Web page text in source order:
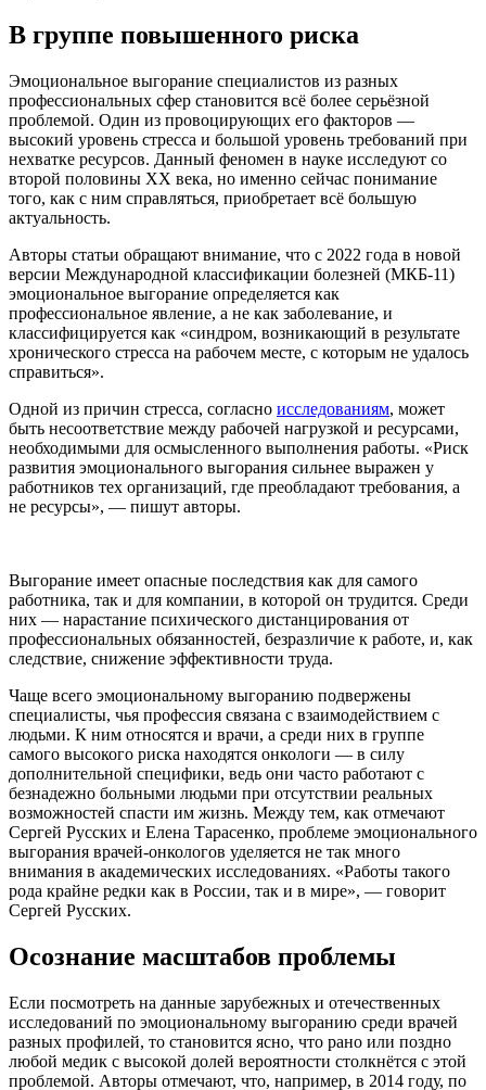
В группе повышенного риска
Эмоциональное выгорание специалистов из разных
профессиональных сфер становится всё более серьёзной
проблемой. Один из провоцирующих его факторов —
высокий уровень стресса и большой уровень требований при
нехватке ресурсов. Данный феномен в науке исследуют со
второй половины XX века, но именно сейчас понимание
того, как с ним справляться, приобретает всё большую
актуальность.
Авторы статьи обращают внимание, что с 2022 года в новой
версии Международной классификации болезней (МКБ-11)
эмоциональное выгорание определяется как
профессиональное явление, а не как заболевание, и
классифицируется как «синдром, возникающий в результате
хронического стресса на рабочем месте, с которым не удалось
справиться».
Одной из причин стресса, согласно исследованиям, может
быть несоответствие между рабочей нагрузкой и ресурсами,
необходимыми для осмысленного выполнения работы. «Риск
развития эмоционального выгорания сильнее выражен у
работников тех организаций, где преобладают требования, а
не ресурсы», — пишут авторы.
Выгорание имеет опасные последствия как для самого
работника, так и для компании, в которой он трудится. Среди
них — нарастание психического дистанцирования от
профессиональных обязанностей, безразличие к работе, и, как
следствие, снижение эффективности труда.
Чаще всего эмоциональному выгоранию подвержены
специалисты, чья профессия связана с взаимодействием с
людьми. К ним относятся и врачи, а среди них в группе
самого высокого риска находятся онкологи — в силу
дополнительной специфики, ведь они часто работают с
безнадежно больными людьми при отсутствии реальных
возможностей спасти им жизнь. Между тем, как отмечают
Сергей Русских и Елена Тарасенко, проблеме эмоционального
выгорания врачей-онкологов уделяется не так много
внимания в академических исследованиях. «Работы такого
рода крайне редки как в России, так и в мире», — говорит
Сергей Русских.
Осознание масштабов проблемы
Если посмотреть на данные зарубежных и отечественных
исследований по эмоциональному выгоранию среди врачей
разных профилей, то становится ясно, что рано или поздно
любой медик с высокой долей вероятности столкнётся с этой
проблемой. Авторы отмечают, что, например, в 2014 году, по